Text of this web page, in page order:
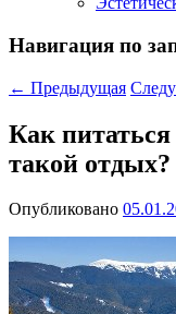
Навигация по
← Предыдущая
Как питаться
такой отдых?
Опубликовано